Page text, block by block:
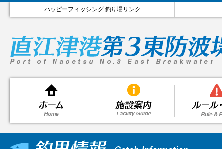
ハッピーフィッシング 釣り場リンク